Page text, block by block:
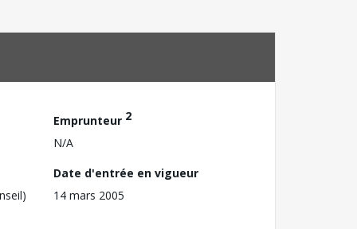
Emprunteur 2
N/A
Date d'entrée en vigueur
14 mars 2005